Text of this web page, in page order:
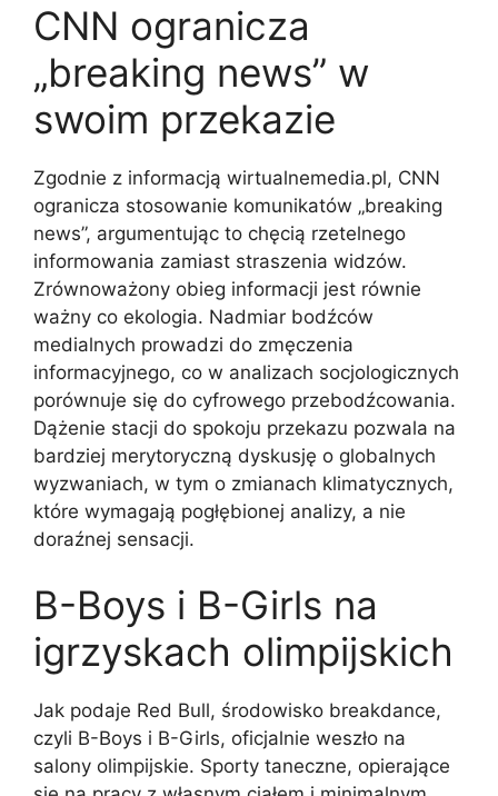
CNN ogranicza
„breaking news” w
swoim przekazie
Zgodnie z informacją wirtualnemedia.pl, CNN
ogranicza stosowanie komunikatów „breaking
news”, argumentując to chęcią rzetelnego
informowania zamiast straszenia widzów.
Zrównoważony obieg informacji jest równie
ważny co ekologia. Nadmiar bodźców
medialnych prowadzi do zmęczenia
informacyjnego, co w analizach socjologicznych
porównuje się do cyfrowego przebodźcowania.
Dążenie stacji do spokoju przekazu pozwala na
bardziej merytoryczną dyskusję o globalnych
wyzwaniach, w tym o zmianach klimatycznych,
które wymagają pogłębionej analizy, a nie
doraźnej sensacji.
B-Boys i B-Girls na
igrzyskach olimpijskich
Jak podaje Red Bull, środowisko breakdance,
czyli B-Boys i B-Girls, oficjalnie weszło na
salony olimpijskie. Sporty taneczne, opierające